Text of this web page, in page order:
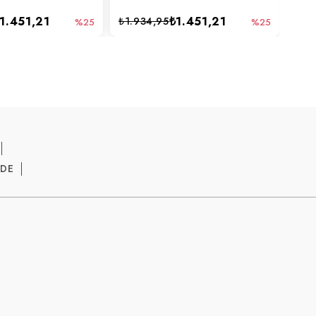
%25 ₺1.451,21
₺1.934,95 %25